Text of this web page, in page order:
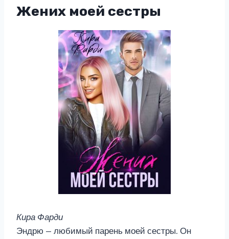
Жених моей сестры
Кира Фарди
Эндрю — любимый парень моей сестры. Он